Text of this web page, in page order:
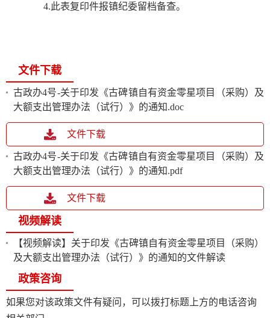
4.此表复印件报镇纪委留档备查。
文件下载
古政办4号-关于印发《古碑镇自有资金零星项目（采购）及
大额支出管理办法（试行）》的通知.doc
文件下载
古政办4号-关于印发《古碑镇自有资金零星项目（采购）及
大额支出管理办法（试行）》的通知.pdf
文件下载
视频解读
【视频解读】关于印发《古碑镇自有资金零星项目（采购）
及大额支出管理办法（试行）》的通知的文件解读
政策咨询
如果您对该政策文件有疑问，可以拨打标题上方的电话咨询